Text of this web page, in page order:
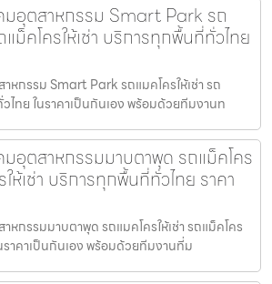
มอุตสาหกรรม Smart Park รถ
ม็คโครให้เช่า บริการทุกพื้นที่ทั่วไทย
หกรรม Smart Park รถแมคโครให้เช่า รถ
ไทย ในราคาเป็นกันเอง พร้อมด้วยทีมงานท
มอุตสาหกรรมมาบตาพุด รถแม็คโคร
ห้เช่า บริการทุกพื้นที่ทั่วไทย ราคา
หกรรมมาบตาพุด รถแมคโครให้เช่า รถแม็คโคร
ราคาเป็นกันเอง พร้อมด้วยทีมงานที่ม